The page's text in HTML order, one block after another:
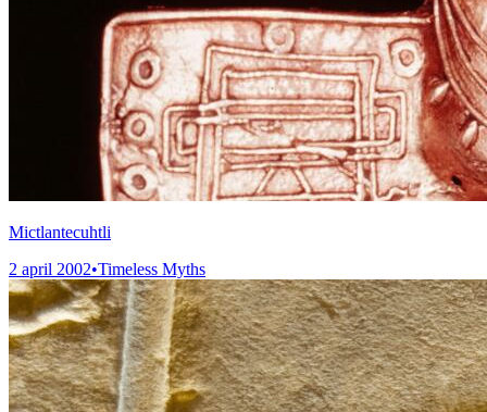
Mictlantecuhtli
2 april 2002•Timeless Myths